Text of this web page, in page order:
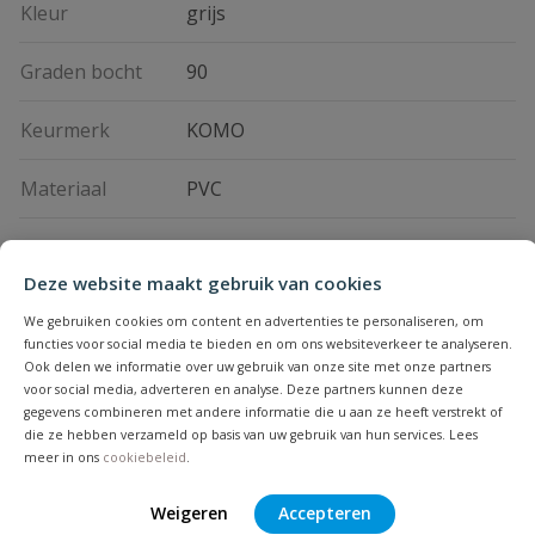
Deze website maakt gebruik van cookies
We gebruiken cookies om content en advertenties te personaliseren, om
functies voor social media te bieden en om ons websiteverkeer te analyseren.
Ook delen we informatie over uw gebruik van onze site met onze partners
voor social media, adverteren en analyse. Deze partners kunnen deze
gegevens combineren met andere informatie die u aan ze heeft verstrekt of
die ze hebben verzameld op basis van uw gebruik van hun services. Lees
meer in ons cookiebeleid.
Weigeren Accepteren
Kleur grijs
Graden bocht 90
Keurmerk KOMO
Materiaal PVC
Merknaam Pipelife
Vraag en antwoord
Geen vragen
Heb je zelf ook een vraag over
dit product?
Beoordelingen
Schrijf zelf een beoordeling
Bijpassende producten